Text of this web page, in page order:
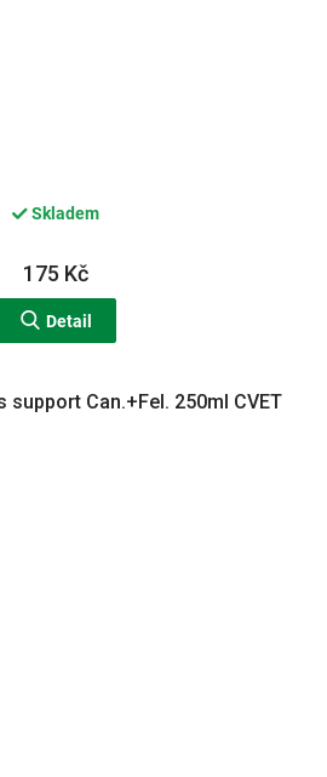
Skladem
175 Kč
Detail
support Can.+Fel. 250ml CVET